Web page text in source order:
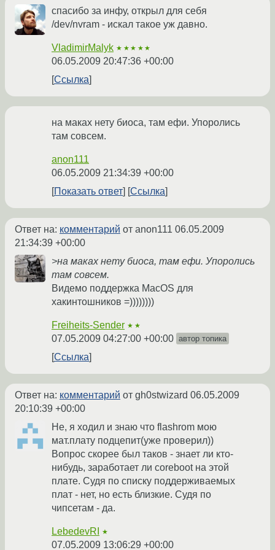
спасибо за инфу, открыл для себя
/dev/nvram - искал такое уж давно.
VladimirMalyk ★★★★★
06.05.2009 20:47:36 +00:00
Ссылка
на маках нету биоса, там ефи. Упоролись
там совсем.
anon111
06.05.2009 21:34:39 +00:00
Показать ответ
Ссылка
Ответ на: комментарий от anon111 06.05.2009
21:34:39 +00:00
>на маках нету биоса, там ефи. Упоролись
там совсем.
Видемо поддержка MacOS для
хакинтошников =))))))))
Freiheits-Sender ★★
07.05.2009 04:27:00 +00:00 автор топика
Ссылка
Ответ на: комментарий от gh0stwizard 06.05.2009
20:10:39 +00:00
Не, я ходил и знаю что flashrom мою
мат.плату подцепит(уже проверил))
Вопрос скорее был таков - знает ли кто-
нибудь, заработает ли coreboot на этой
плате. Судя по списку поддерживаемых
плат - нет, но есть близкие. Судя по
чипсетам - да.
LebedevRI ★
07.05.2009 13:06:29 +00:00